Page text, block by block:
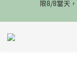
限8/8當天
倒數3天